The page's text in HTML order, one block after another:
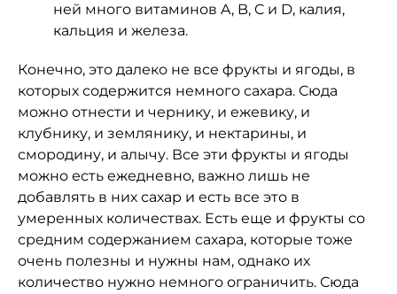
ней много витаминов A, B, C и D, калия,
кальция и железа.
Конечно, это далеко не все фрукты и ягоды, в
которых содержится немного сахара. Сюда
можно отнести и чернику, и ежевику, и
клубнику, и землянику, и нектарины, и
смородину, и алычу. Все эти фрукты и ягоды
можно есть ежедневно, важно лишь не
добавлять в них сахар и есть все это в
умеренных количествах. Есть еще и фрукты со
средним содержанием сахара, которые тоже
очень полезны и нужны нам, однако их
количество нужно немного ограничить. Сюда